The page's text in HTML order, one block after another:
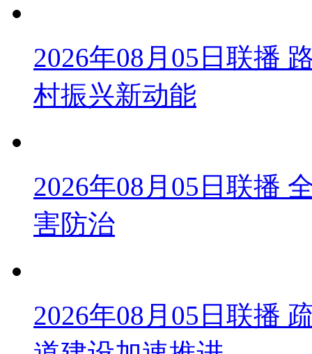
2026年08月05日联播
村振兴新动能
2026年08月05日联播
害防治
2026年08月05日联播